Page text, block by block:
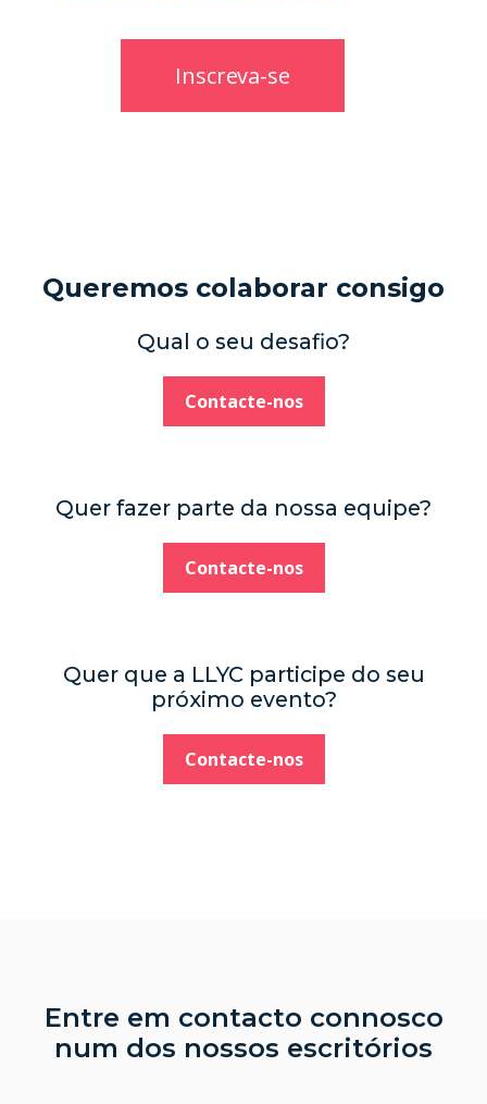
Queremos colaborar consigo
Qual o seu desafio?
Contacte-nos
Quer fazer parte da nossa equipe?
Contacte-nos
Quer que a LLYC participe do seu
próximo evento?
Contacte-nos
Entre em contacto connosco
num dos nossos escritórios